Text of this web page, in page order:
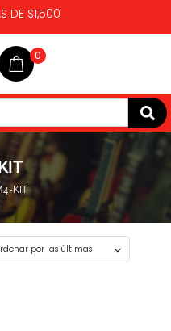
DE $1,500
0
KIT